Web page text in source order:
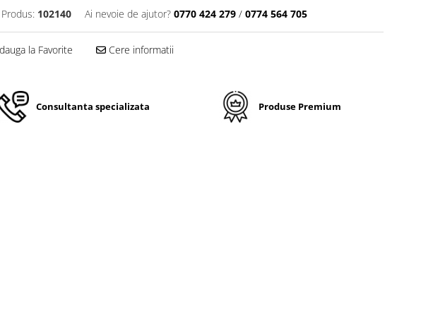
102140 Ai nevoie de ajutor? 0770 424 279 / 0774 564 705
la Favorite Cere informatii
Consultanta specializata Produse Premium